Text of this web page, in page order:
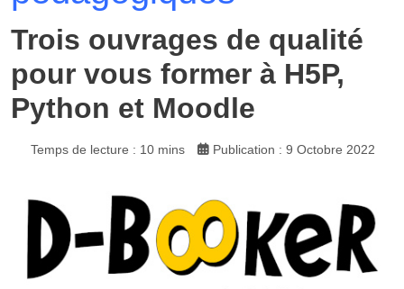
Trois ouvrages de qualité
pour vous former à H5P,
Python et Moodle
Temps de lecture : 10 mins Publication : 9 Octobre 2022